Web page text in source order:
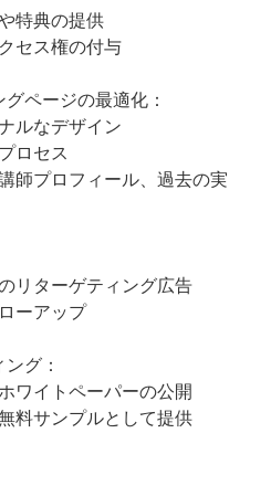
特典の提供
セス権の付与
ページの最適化：
ルなデザイン
ロセス
師プロフィール、過去の実
リターゲティング広告
ーアップ
グ：
ワイトペーパーの公開
料サンプルとして提供